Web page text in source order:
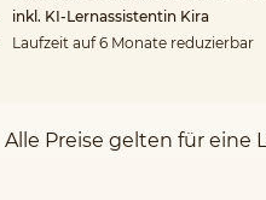
inkl. KI-Lernassistentin Kira
Laufzeit auf 6 Monate reduzierbar
Alle Preise gelten für eine